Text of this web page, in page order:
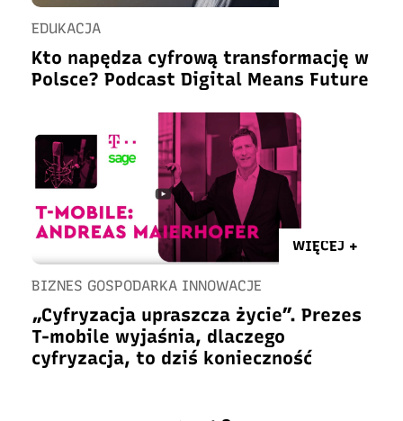
EDUKACJA
Kto napędza cyfrową transformację w
Polsce? Podcast Digital Means Future
WIĘCEJ +
BIZNES GOSPODARKA INNOWACJE
„Cyfryzacja upraszcza życie”. Prezes
T-mobile wyjaśnia, dlaczego
cyfryzacja, to dziś konieczność